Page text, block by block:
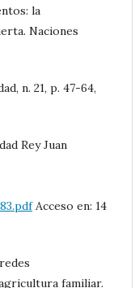
la
Naciones
n. 21, p. 47-64,
Rey Juan
Acceso en: 14
familiar.